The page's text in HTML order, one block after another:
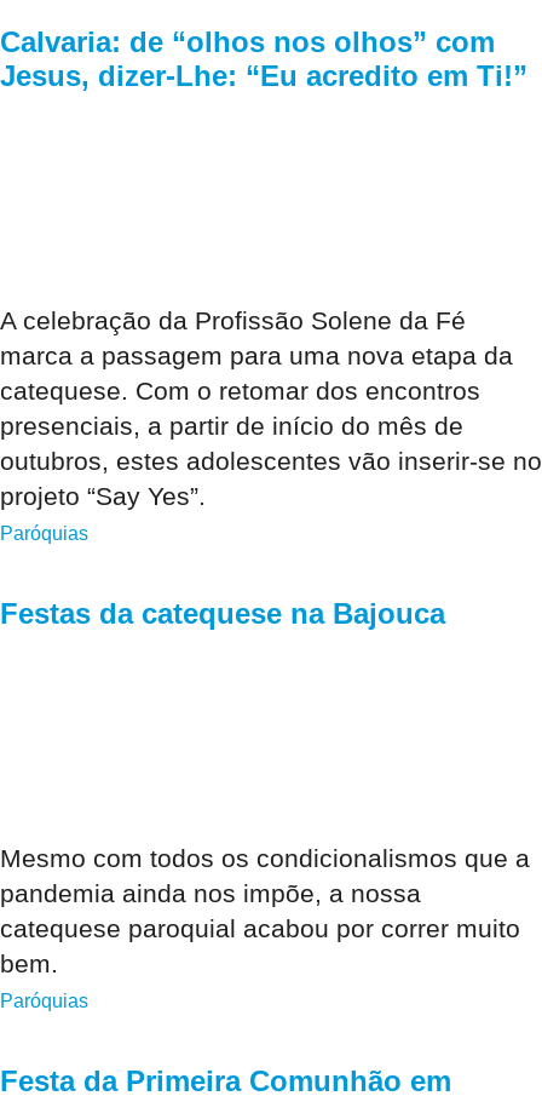
Calvaria: de “olhos nos olhos” com
Jesus, dizer-Lhe: “Eu acredito em Ti!”
A celebração da Profissão Solene da Fé
marca a passagem para uma nova etapa da
catequese. Com o retomar dos encontros
presenciais, a partir de início do mês de
outubros, estes adolescentes vão inserir-se no
projeto “Say Yes”.
Paróquias
Festas da catequese na Bajouca
Mesmo com todos os condicionalismos que a
pandemia ainda nos impõe, a nossa
catequese paroquial acabou por correr muito
bem.
Paróquias
Festa da Primeira Comunhão em